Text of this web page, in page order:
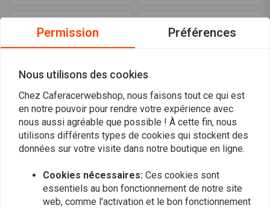
Compteur numérique
DAYTONA
tours VELONA
Permission Préférences
Nous utilisons des cookies
Chez Caferacerwebshop, nous faisons tout ce qui est
en notre pouvoir pour rendre votre expérience avec
nous aussi agréable que possible ! À cette fin, nous
utilisons différents types de cookies qui stockent des
données sur votre visite dans notre boutique en ligne.
Cookies nécessaires: Ces cookies sont
essentiels au bon fonctionnement de notre site
web, comme l'activation et le bon fonctionnement